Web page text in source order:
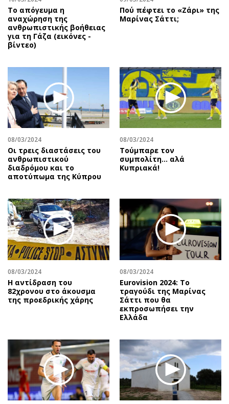
Το απόγευμα η
αναχώρηση της
ανθρωπιστικής βοήθειας
για τη Γάζα (εικόνες -
βίντεο)
Πού πέφτει το «Ζάρι» της
Μαρίνας Σάττι;
08/03/2024
Οι τρεις διαστάσεις του
ανθρωπιστικού
διαδρόμου και το
αποτύπωμα της Κύπρου
08/03/2024
Τούμπαρε τον
συμπολίτη… αλά
Κυπριακά!
08/03/2024
Η αντίδραση του
82χρονου στο άκουσμα
της προεδρικής χάρης
08/03/2024
Eurovision 2024: Το
τραγούδι της Μαρίνας
Σάττι που θα
εκπροσωπήσει την
Ελλάδα